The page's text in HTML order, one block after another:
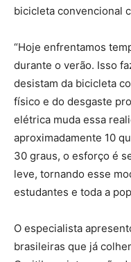
bicicleta convencional
“Hoje enfrentamos
durante o verão. Isso
desistam da bicicleta
físico e do desgaste
elétrica muda essa
aproximadamente 10
30 graus, o esforço é
leve, tornando esse
estudantes e toda a
O especialista
brasileiras que já